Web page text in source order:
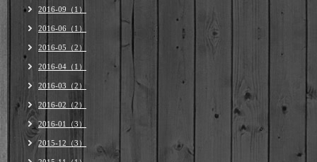
2016-09（1）
2016-06（1）
2016-05（2）
2016-04（1）
2016-03（2）
2016-02（2）
2016-01（3）
2015-12（3）